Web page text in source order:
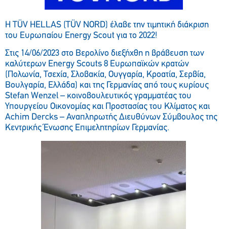
Η TÜV HELLAS (TÜV NORD) έλαβε την τιμητική διάκριση
του Ευρωπαίου Energy Scout για το 2022!
Στις 14/06/2023 στο Βερολίνο διεξήχθη η βράβευση των
καλύτερων Energy Scouts 8 Ευρωπαϊκών κρατών
(Πολωνία, Τσεχία, Σλοβακία, Ουγγαρία, Κροατία, Σερβία,
Βουλγαρία, Ελλάδα) και της Γερμανίας από τους κυρίους
Stefan Wenzel – κοινοβουλευτικός γραμματέας του
Υπουργείου Οικονομίας και Προστασίας του Κλίματος και
Achim Dercks – Αναπληρωτής Διευθύνων Σύμβουλος της
Κεντρικής Ένωσης Επιμελητηρίων Γερμανίας.